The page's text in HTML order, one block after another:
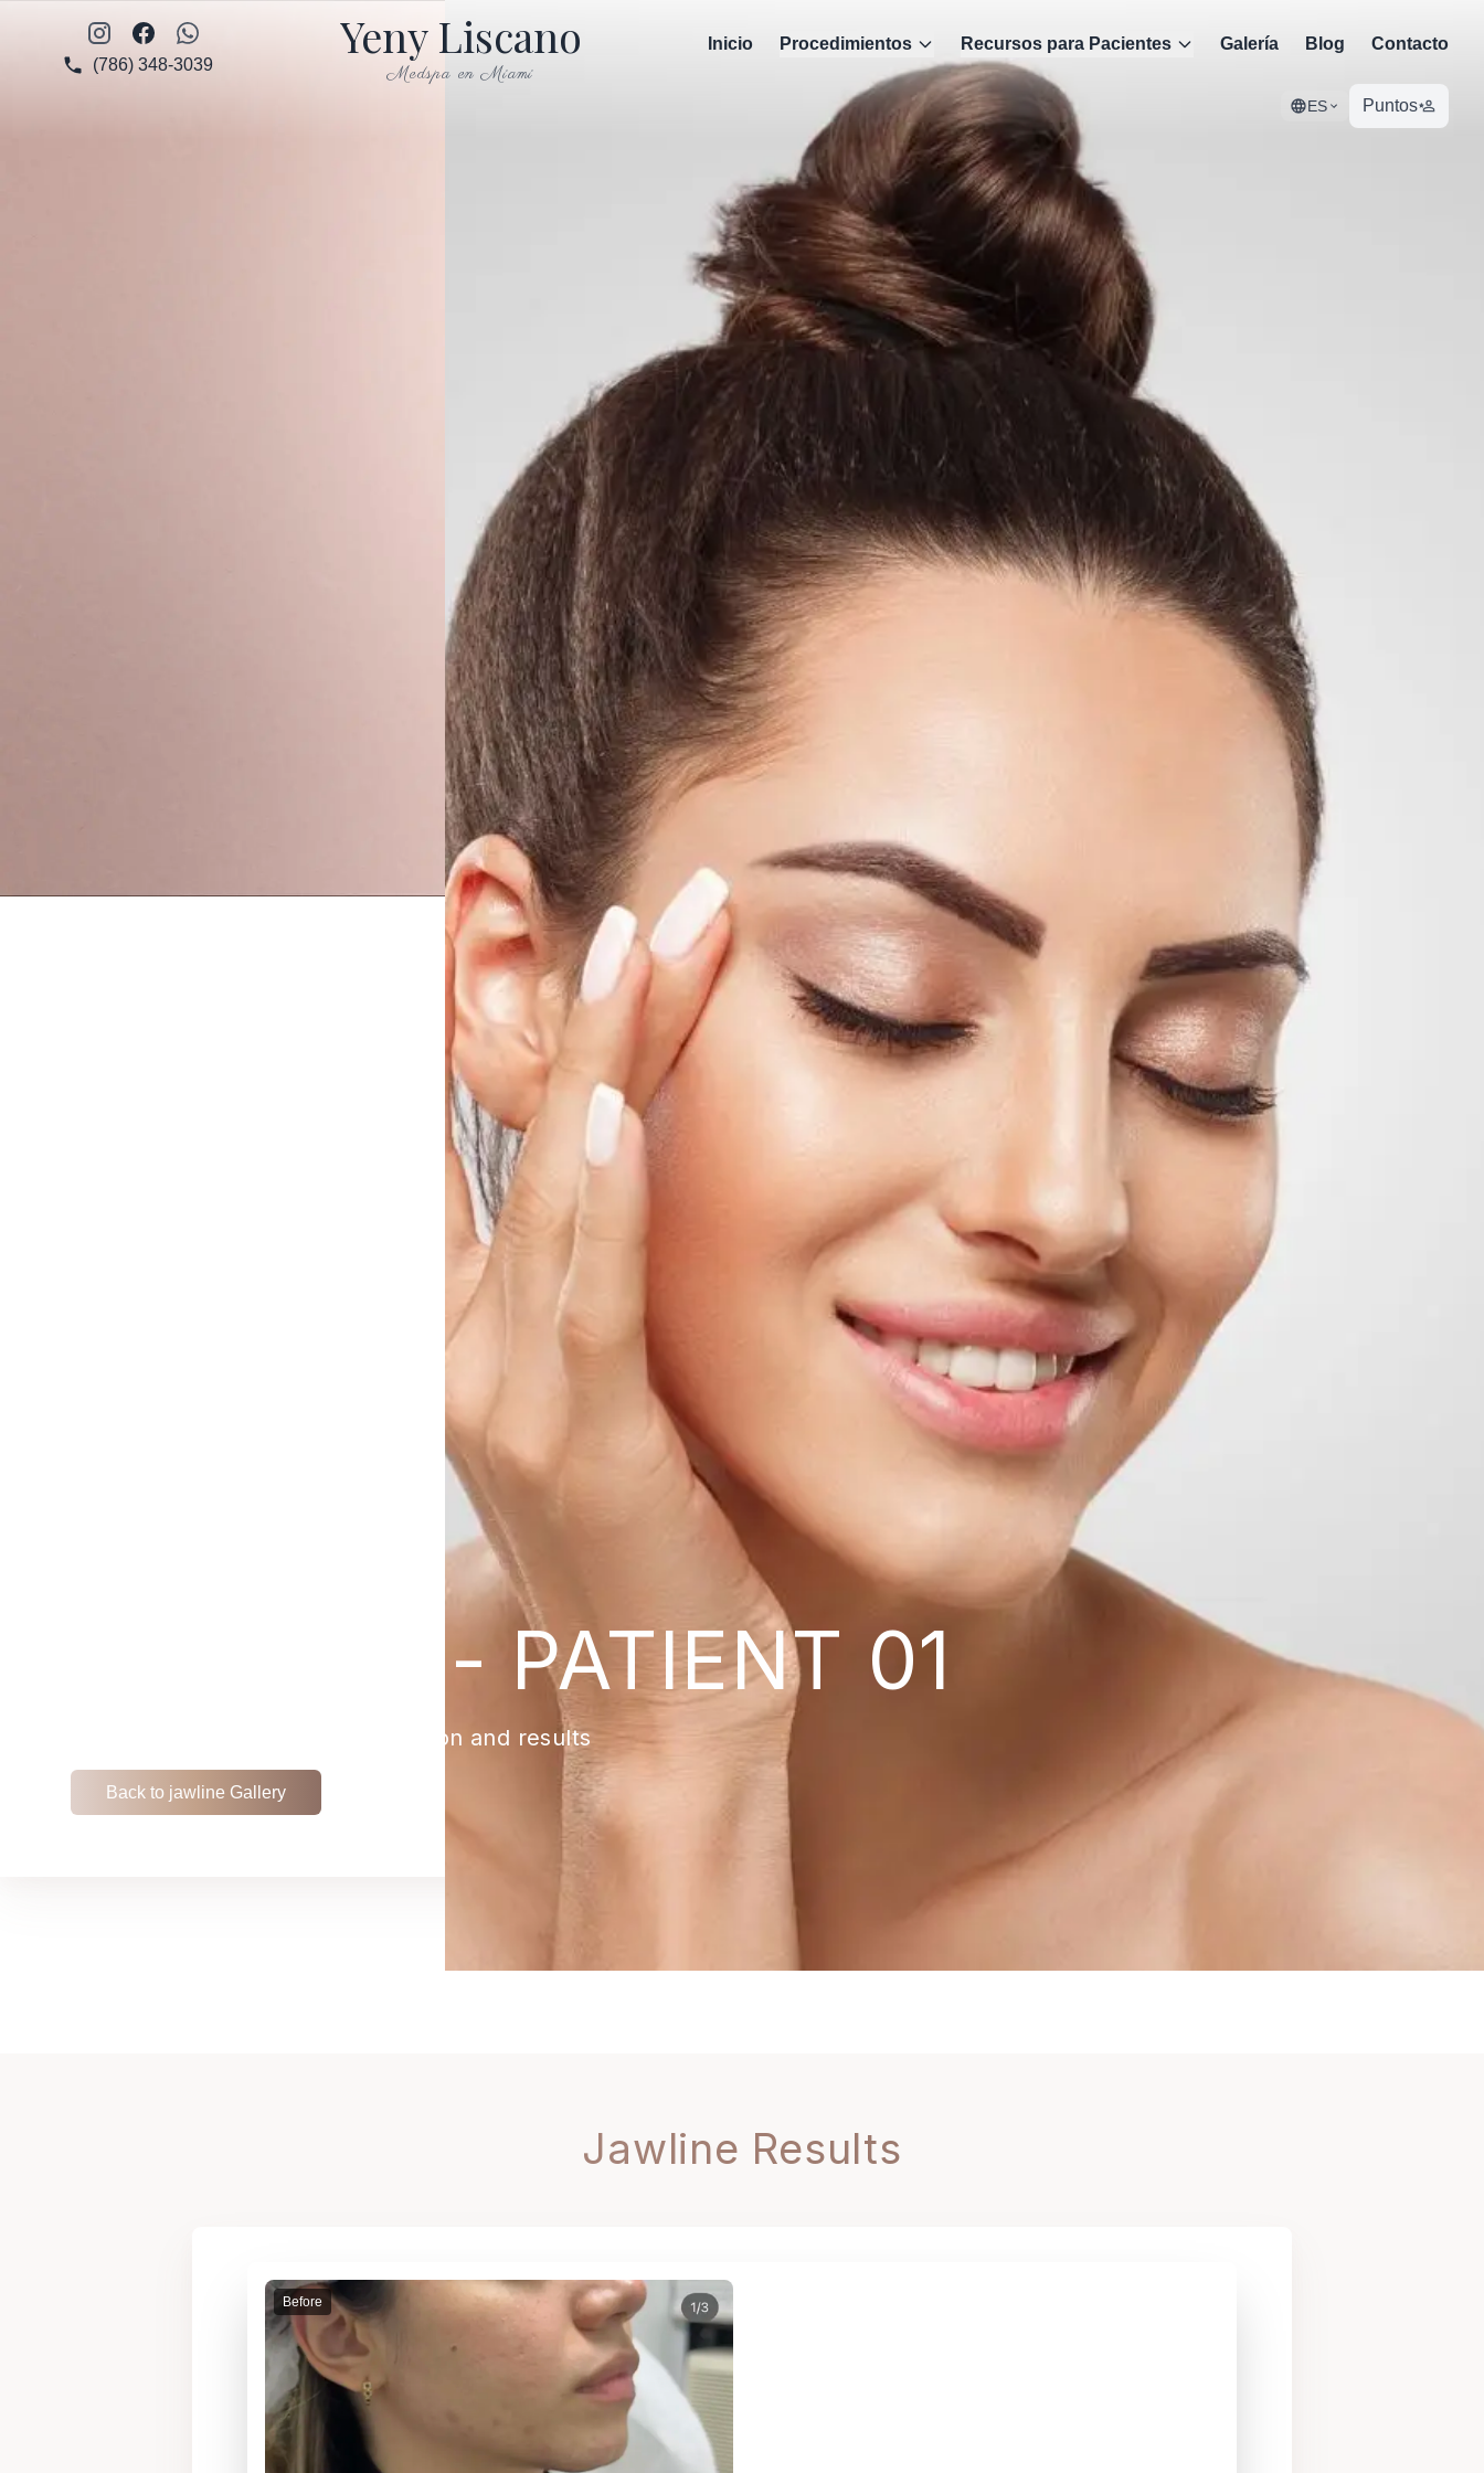
InstagramFacebookWhatsApp
(786) 348-3039
Yeny Liscano
Medspa en Miami
Inicio Procedimientos Recursos para Pacientes Galería Blog Contacto
ES Puntos
JAWLINE - PATIENT 01
View the remarkable transformation and results
Back to jawline Gallery
Jawline Results
Before